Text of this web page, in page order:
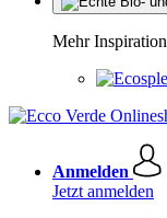
Mehr Inspiration
Anmelden
Jetzt anmelden